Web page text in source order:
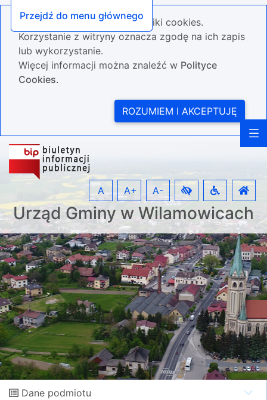
Przejdź do menu głównego
Nasza strona wykorzystuje pliki cookies.
Korzystanie z witryny oznacza zgodę na ich zapis
lub wykorzystanie.
Więcej informacji można znaleźć w Polityce
Cookies.
ROZUMIEM I AKCEPTUJĘ
Urząd Gminy w Wilamowicach
A A+ A-
Dane podmiotu